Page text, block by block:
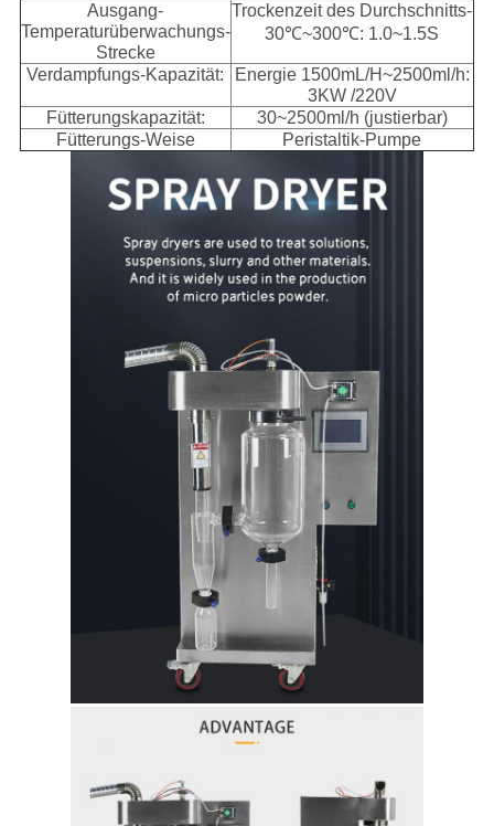
Ausgang-
Temperaturüberwachungs-
Strecke
Trockenzeit des Durchschnitts-
30℃~300℃: 1.0~1.5S
Verdampfungs-Kapazität:
Energie 1500mL/H~2500ml/h:
3KW /220V
Fütterungskapazität:
30~2500ml/h (justierbar)
Fütterungs-Weise
Peristaltik-Pumpe